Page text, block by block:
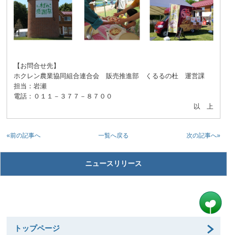
【お問合せ先】
ホクレン農業協同組合連合会 販売推進部 くるるの杜 運営課
担当：岩瀬
電話：０１１－３７７－８７００
以 上
一覧へ戻る
«前の記事へ 次の記事へ»
ニュースリリース
トップページ